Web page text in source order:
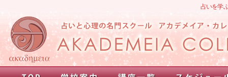
占いを学